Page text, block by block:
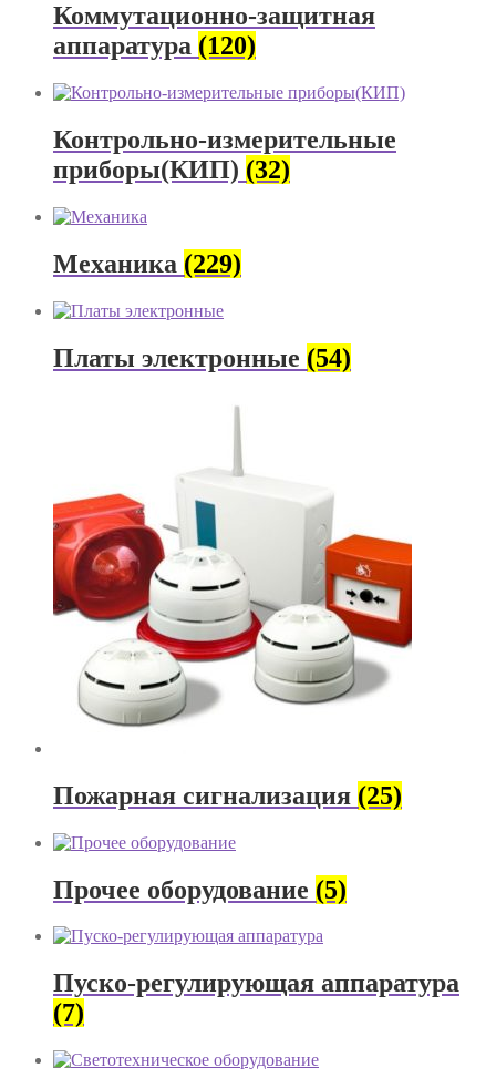
Коммутационно-защитная
аппаратура (120)
Контрольно-измерительные
приборы(КИП) (32)
Механика (229)
Платы электронные (54)
Пожарная сигнализация (25)
Прочее оборудование (5)
Пуско-регулирующая аппаратура
(7)